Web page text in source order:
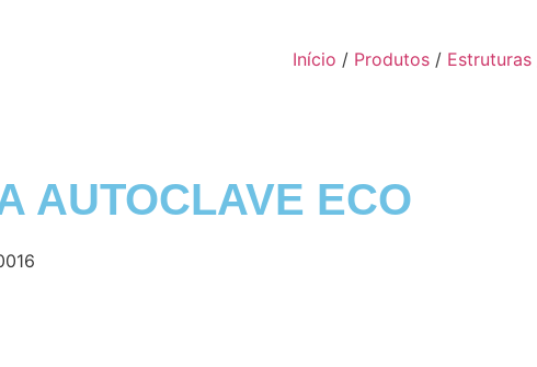
Início / Produtos / Estruturas
AUTOCLAVE ECO